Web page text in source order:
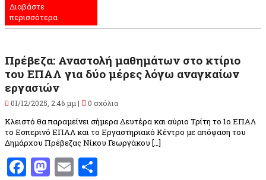
Διαβάστε
περισσότερα
Πρέβεζα: Αναστολή μαθημάτων στο κτίριο
του ΕΠΑΛ για δύο μέρες λόγω αναγκαίων
εργασιών
01/12/2025, 2:46 μμ | 0 σχόλια
Κλειστό θα παραμείνει σήμερα Δευτέρα και αύριο Τρίτη το 1ο ΕΠΑΛ
το Εσπερινό ΕΠΑΛ και το Εργαστηριακό Κέντρο με απόφαση του
Δημάρχου Πρέβεζας Νίκου Γεωργάκου […]
Facebook
Mastodon
Email